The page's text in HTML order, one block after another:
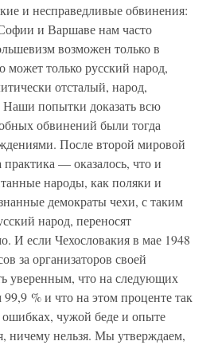
и несправедливые обвинения:
и Варшаве нам часто
возможен только в
может только русский народ,
отсталый, народ,
попытки доказать всю
обвинений были тогда
После второй мировой
— оказалось, что и
народы, как поляки и
демократы чехи, с таким
народ, переносят
И если Чехословакия в мае 1948
за организаторов своей
уверенным, что на следующих
% и что на этом проценте так
чужой беде и опыте
ничему нельзя. Мы утверждаем,